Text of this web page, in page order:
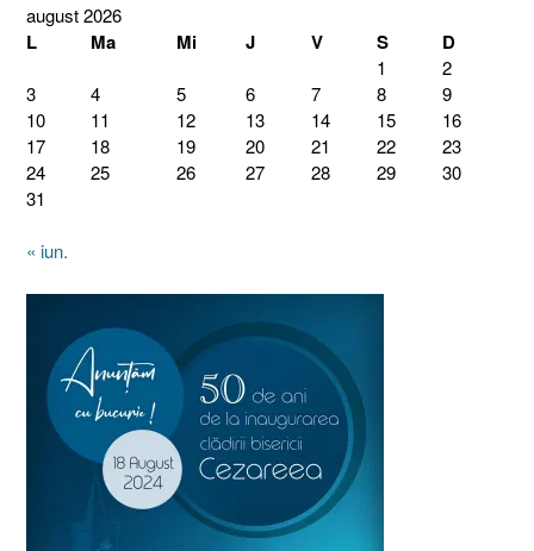
august 2026
L Ma Mi J V S D
1
2
3
4 5 6 7 8
9
10
11 12 13 14 15
16
17
18 19 20 21 22
23
24
25 26 27 28 29
30
31
« iun.